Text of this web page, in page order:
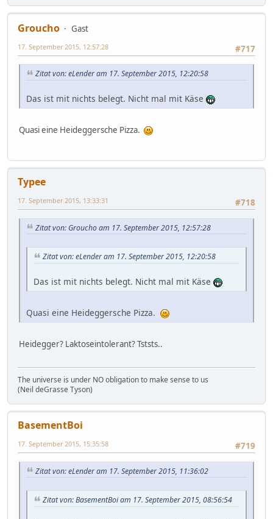
Groucho
Gast
#717
17. September 2015, 12:57:28
Zitat von: eLender am 17. September 2015, 12:20:58
Das ist mit nichts belegt. Nicht mal mit Käse
Quasi eine Heideggersche Pizza.
Typee
#718
17. September 2015, 13:33:31
Zitat von: Groucho am 17. September 2015, 12:57:28
Zitat von: eLender am 17. September 2015, 12:20:58
Das ist mit nichts belegt. Nicht mal mit Käse
Quasi eine Heideggersche Pizza.
Heidegger? Laktoseintolerant? Tststs..
The universe is under NO obligation to make sense to us
(Neil deGrasse Tyson)
BasementBoi
#719
17. September 2015, 15:35:58
Zitat von: eLender am 17. September 2015, 11:36:02
Zitat von: BasementBoi am 17. September 2015, 08:56:54